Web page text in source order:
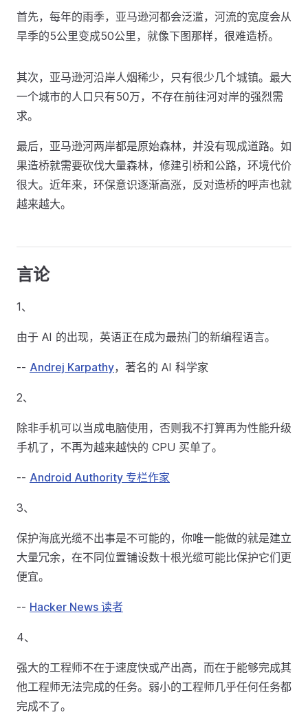
首先，每年的雨季，亚马逊河都会泛滥，河流的宽度会从
旱季的5公里变成50公里，就像下图那样，很难造桥。
其次，亚马逊河沿岸人烟稀少，只有很少几个城镇。最大
一个城市的人口只有50万，不存在前往河对岸的强烈需
求。
最后，亚马逊河两岸都是原始森林，并没有现成道路。如
果造桥就需要砍伐大量森林，修建引桥和公路，环境代价
很大。近年来，环保意识逐渐高涨，反对造桥的呼声也就
越来越大。
言论
1、
由于 AI 的出现，英语正在成为最热门的新编程语言。
-- Andrej Karpathy，著名的 AI 科学家
2、
除非手机可以当成电脑使用，否则我不打算再为性能升级
手机了，不再为越来越快的 CPU 买单了。
-- Android Authority 专栏作家
3、
保护海底光缆不出事是不可能的，你唯一能做的就是建立
大量冗余，在不同位置铺设数十根光缆可能比保护它们更
便宜。
-- Hacker News 读者
4、
强大的工程师不在于速度快或产出高，而在于能够完成其
他工程师无法完成的任务。弱小的工程师几乎任何任务都
完成不了。